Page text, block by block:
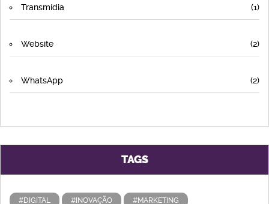
Transmídia (1)
Website (2)
WhatsApp (2)
TAGS
#DIGITAL #INOVAÇÃO #MARKETING